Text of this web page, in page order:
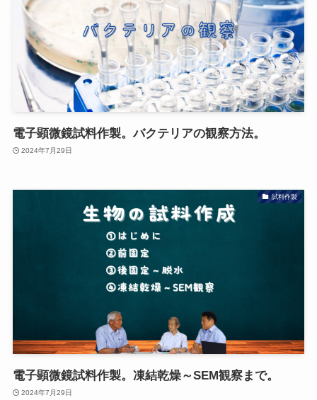
電子顕微鏡試料作製。バクテリアの観察方法。
2024年7月29日
試料作製
電子顕微鏡試料作製。凍結乾燥～SEM観察まで。
2024年7月29日